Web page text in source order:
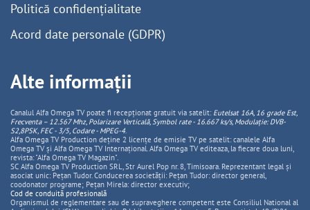
Politică confidențialitate
Acord date personale (GDPR)
Alte informații
Canalul Alfa Omega TV poate fi recepționat gratuit via satelit: Eutelsat 16A, 16 grade Est,
Frecventa – 12.567 Mhz, PolarizareVerticală, Symbol rate - 16.667 ks/s, Modulație: DVB-
S2,8PSK, FEC - 3/5, Codare - MPEG-4.
Alfa Omega TV Production deține 2 licențe de emisie TV pe satelit: canalele Alfa
Omega TV și Alfa Omega TV Internațional. Alfa Omega TV editeaza, la fiecare doua luni,
revista: "Alfa Omega TV Magazin".
SC Alfa Omega TV Production SRL, Str Aurel Pop nr. 8, Timisoara. Reprezentant legal și
asociat unic: Pețan Tudor. Conducerea societății: Pețan Tudor: director general,
coodonator programe; Pețan Mirela: director executiv;
Cod de conduită profesională
Organismul de reglementare sau de supraveghere competent este Consiliul National al